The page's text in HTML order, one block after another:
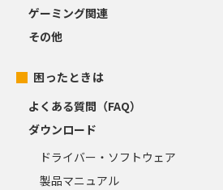
ゲーミング関連
その他
困ったときは
よくある質問（FAQ）
ダウンロード
ドライバー・ソフトウェア
製品マニュアル